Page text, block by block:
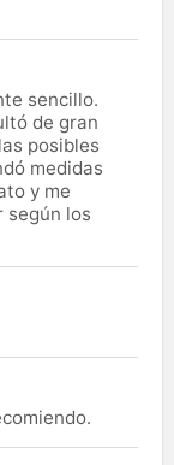
sencillo.
de gran
posibles
medidas
y me
según los